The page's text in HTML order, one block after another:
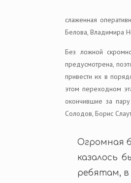
слаженная
Белова, Владимира
Без ложной
предусмотрена,
привести их в
этом переходном
окончившие за
Солодов, Борис
Огромная
казалось
ребятам, в